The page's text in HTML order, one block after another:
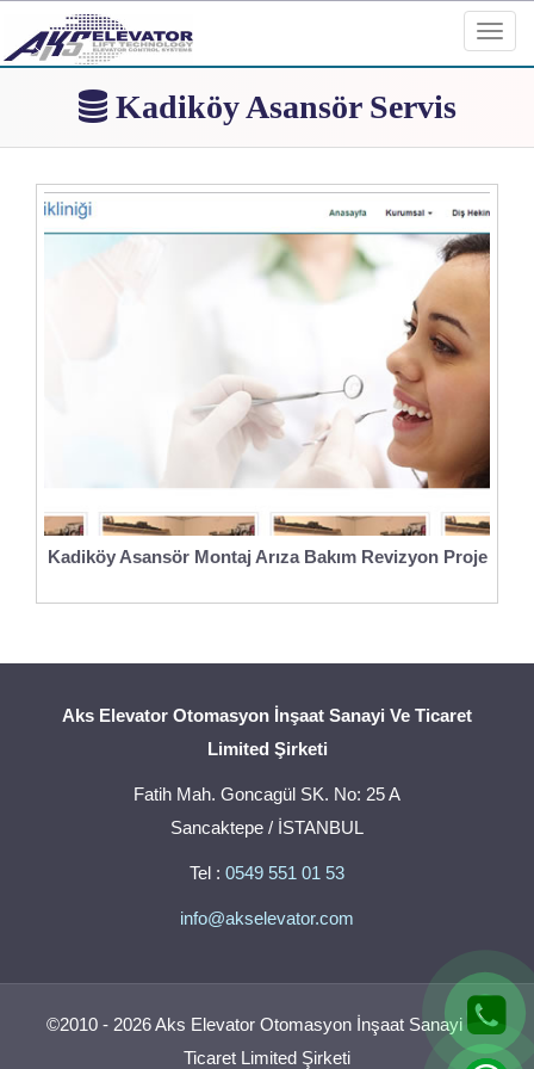
Kadiköy Asansör Servis
Kadiköy Asansör Montaj Arıza Bakım Revizyon Proje
Aks Elevator Otomasyon İnşaat Sanayi Ve Ticaret
Limited Şirketi
Fatih Mah. Goncagül SK. No: 25 A
Sancaktepe / İSTANBUL
Tel : 0549 551 01 53
info@akselevator.com
©2010 - 2026 Aks Elevator Otomasyon İnşaat Sanayi Ve
Ticaret Limited Şirketi